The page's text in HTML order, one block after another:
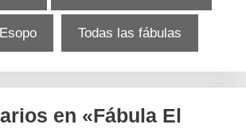
Todas las fábulas
en «Fábula El